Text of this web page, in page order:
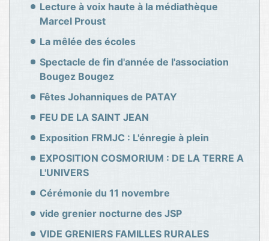
Lecture à voix haute à la médiathèque
Marcel Proust
La mêlée des écoles
Spectacle de fin d'année de l'association
Bougez Bougez
Fêtes Johanniques de PATAY
FEU DE LA SAINT JEAN
Exposition FRMJC : L'énregie à plein
EXPOSITION COSMORIUM : DE LA TERRE A
L'UNIVERS
Cérémonie du 11 novembre
vide grenier nocturne des JSP
VIDE GRENIERS FAMILLES RURALES